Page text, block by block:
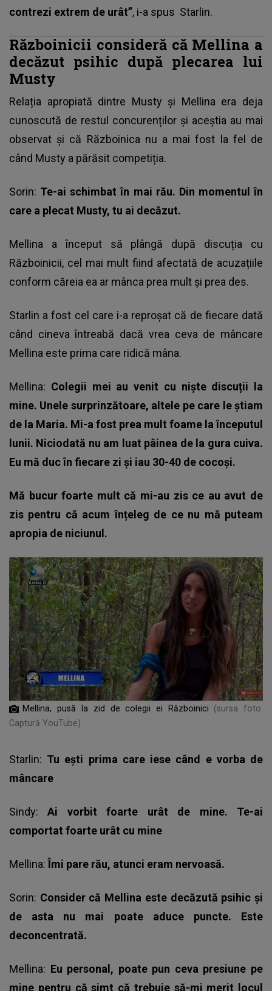
contrezi extrem de urât”, i-a spus Starlin.
Războinicii consideră că Mellina a
decăzut psihic după plecarea lui
Musty
Relația apropiată dintre Musty și Mellina era deja
cunoscută de restul concurenților și aceștia au mai
observat și că Războinica nu a mai fost la fel de
când Musty a părăsit competiția.
Sorin: Te-ai schimbat în mai rău. Din momentul în
care a plecat Musty, tu ai decăzut.
Mellina a început să plângă după discuția cu
Războinicii, cel mai mult fiind afectată de acuzațiile
conform căreia ea ar mânca prea mult și prea des.
Starlin a fost cel care i-a reproșat că de fiecare dată
când cineva întreabă dacă vrea ceva de mâncare
Mellina este prima care ridică mâna.
Mellina: Colegii mei au venit cu niște discuții la
mine. Unele surprinzătoare, altele pe care le știam
de la Maria. Mi-a fost prea mult foame la începutul
lunii. Niciodată nu am luat pâinea de la gura cuiva.
Eu mă duc în fiecare zi și iau 30-40 de cocoși.
Mă bucur foarte mult că mi-au zis ce au avut de
zis pentru că acum înțeleg de ce nu mă puteam
apropia de niciunul.
Mellina, pusă la zid de colegii ei Războinici
(sursa foto:
Captură YouTube)
Starlin: Tu ești prima care iese când e vorba de
mâncare
Sindy:Ai vorbit foarte urât de mine. Te-ai
comportat foarte urât cu mine
Mellina: Îmi pare rău, atunci eram nervoasă.
Sorin: Consider că Mellina este decăzută psihic și
de asta nu mai poate aduce puncte. Este
deconcentrată.
Mellina: Eu personal, poate pun ceva presiune pe
mine pentru că simt că trebuie să-mi merit locul